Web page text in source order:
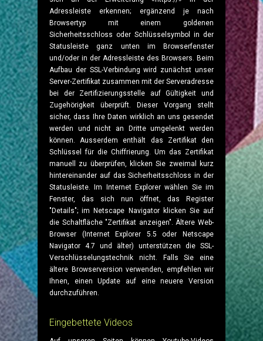
Adressleiste erkennen; ergänzend je nach
Browsertyp mit einem goldenen
Sicherheitsschloss oder Schlüsselsymbol in der
Statusleiste ganz unten im Browserfenster
und/oder in der Adressleiste des Browsers. Beim
Aufbau der SSL-Verbindung wird zunächst unser
Server-Zertifikat zusammen mit der Serveradresse
bei der Zertifizierungsstelle auf Gültigkeit und
Zugehörigkeit überprüft. Dieser Vorgang stellt
sicher, dass Ihre Daten wirklich an uns gesendet
werden und nicht an Dritte umgelenkt werden
können. Ausserdem enthält das Zertifikat den
Schlüssel für die Chiffrierung. Um das Zertifikat
manuell zu überprüfen, klicken Sie zweimal kurz
hintereinander auf das Sicherheitsschloss in der
Statusleiste. Im Internet Explorer wählen Sie im
Fenster, das sich nun öffnet, das Register
"Details"; im Netscape Navigator klicken Sie auf
die Schaltfläche "Zertifikat anzeigen". Ältere Web-
Browser (Internet Explorer 5.5 oder Netscape
Navigator 4.7 und älter) unterstützen die SSL-
Verschlüsselungstechnik nicht. Falls Sie eine
ältere Browserversion verwenden, empfehlen wir
Ihnen, einen Update auf eine neuere Version
durchzuführen.
Eingebettete Videos